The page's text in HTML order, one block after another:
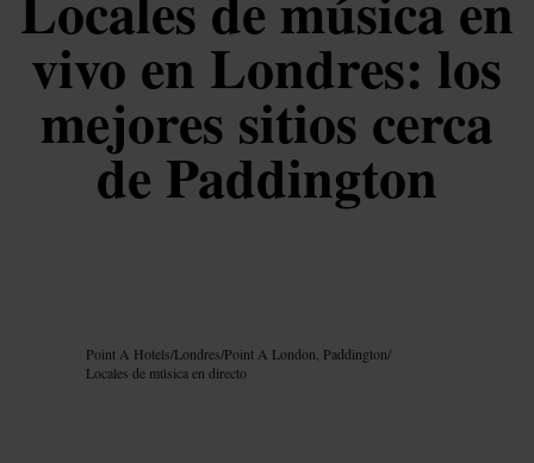
vivo en Londres: los
mejores sitios cerca
de Paddington
Point A Hotels/Londres/Point A London, Paddington/
Locales de música en directo